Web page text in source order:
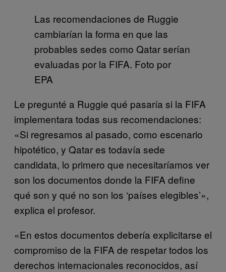
Las recomendaciones de Ruggie
cambiarían la forma en que las
probables sedes como Qatar serían
evaluadas por la FIFA. Foto por
EPA
Le pregunté a Ruggie qué pasaría si la FIFA
implementara todas sus recomendaciones:
«Si regresamos al pasado, como escenario
hipotético, y Qatar es todavía sede
candidata, lo primero que necesitaríamos ver
son los documentos donde la FIFA define
qué son y qué no son los ‘países elegibles’»,
explica el profesor.
«En estos documentos debería explicitarse el
compromiso de la FIFA de respetar todos los
derechos internacionales reconocidos, así